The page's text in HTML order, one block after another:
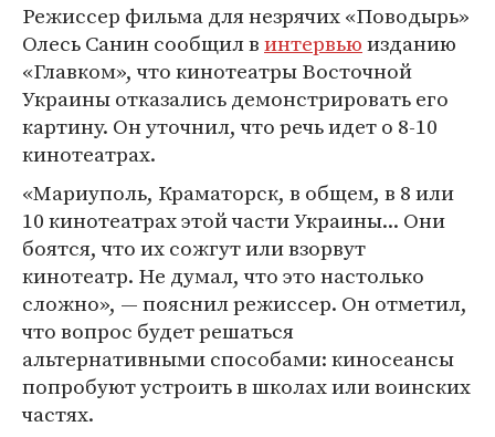
Режиссер фильма для незрячих «Поводырь»
Олесь Санин сообщил винтервьюизданию
«Главком», что кинотеатры Восточной
Украины отказались демонстрировать его
картину. Он уточнил, что речь идет о 8-10
кинотеатрах.
«Мариуполь, Краматорск, в общем, в 8 или
10 кинотеатрах этой части Украины... Они
боятся, что их сожгут или взорвут
кинотеатр. Не думал, что это настолько
сложно», — пояснил режиссер. Он отметил,
что вопрос будет решаться
альтернативными способами: киносеансы
попробуют устроить в школах или воинских
частях.